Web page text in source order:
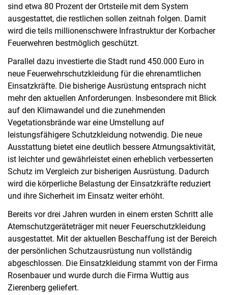
sind etwa 80 Prozent der Ortsteile mit dem System
ausgestattet, die restlichen sollen zeitnah folgen. Damit
wird die teils millionenschwere Infrastruktur der Korbacher
Feuerwehren bestmöglich geschützt.
Parallel dazu investierte die Stadt rund 450.000 Euro in
neue Feuerwehrschutzkleidung für die ehrenamtlichen
Einsatzkräfte. Die bisherige Ausrüstung entsprach nicht
mehr den aktuellen Anforderungen. Insbesondere mit Blick
auf den Klimawandel und die zunehmenden
Vegetationsbrände war eine Umstellung auf
leistungsfähigere Schutzkleidung notwendig. Die neue
Ausstattung bietet eine deutlich bessere Atmungsaktivität,
ist leichter und gewährleistet einen erheblich verbesserten
Schutz im Vergleich zur bisherigen Ausrüstung. Dadurch
wird die körperliche Belastung der Einsatzkräfte reduziert
und ihre Sicherheit im Einsatz weiter erhöht.
Bereits vor drei Jahren wurden in einem ersten Schritt alle
Atemschutzgeräteträger mit neuer Feuerschutzkleidung
ausgestattet. Mit der aktuellen Beschaffung ist der Bereich
der persönlichen Schutzausrüstung nun vollständig
abgeschlossen. Die Einsatzkleidung stammt von der Firma
Rosenbauer und wurde durch die Firma Wuttig aus
Zierenberg geliefert.